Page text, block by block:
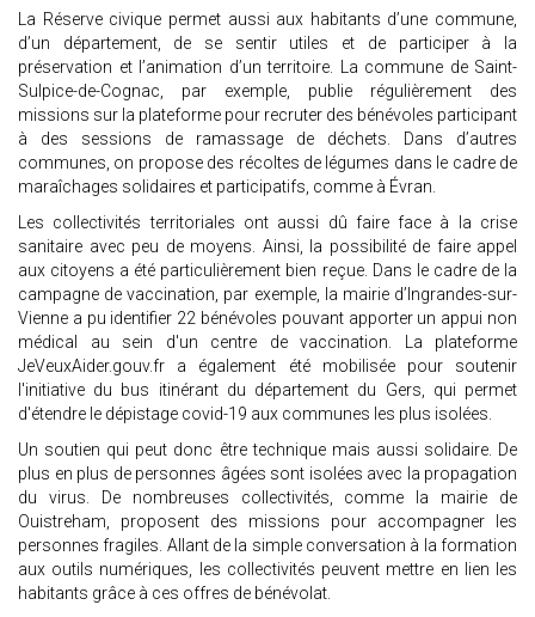
La Réserve civique permet aussi aux habitants d’une commune,
d’un département, de se sentir utiles et de participer à la
préservation et l’animation d’un territoire. La commune de Saint-
Sulpice-de-Cognac, par exemple, publie régulièrement des
missions sur la plateforme pour recruter des bénévoles participant
à des sessions de ramassage de déchets. Dans d’autres
communes, on propose des récoltes de légumes dans le cadre de
maraîchages solidaires et participatifs, comme à Évran.
Les collectivités territoriales ont aussi dû faire face à la crise
sanitaire avec peu de moyens. Ainsi, la possibilité de faire appel
aux citoyens a été particulièrement bien reçue. Dans le cadre de la
campagne de vaccination, par exemple, la mairie d’Ingrandes-sur-
Vienne a pu identifier 22 bénévoles pouvant apporter un appui non
médical au sein d'un centre de vaccination. La plateforme
JeVeuxAider.gouv.fr a également été mobilisée pour soutenir
l'initiative du bus itinérant du département du Gers, qui permet
d'étendre le dépistage covid-19 aux communes les plus isolées.
Un soutien qui peut donc être technique mais aussi solidaire. De
plus en plus de personnes âgées sont isolées avec la propagation
du virus. De nombreuses collectivités, comme la mairie de
Ouistreham, proposent des missions pour accompagner les
personnes fragiles. Allant de la simple conversation à la formation
aux outils numériques, les collectivités peuvent mettre en lien les
habitants grâce à ces offres de bénévolat.